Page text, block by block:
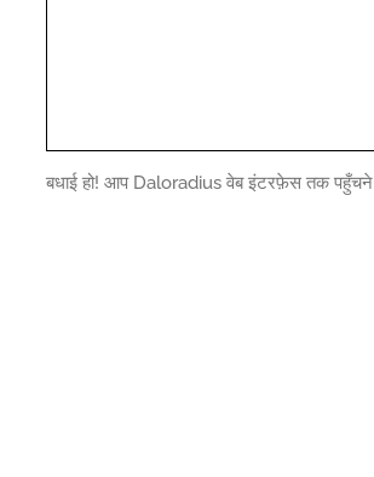
बधाई हो! आप Daloradius वेब इंटरफ़ेस तक पहुँचने